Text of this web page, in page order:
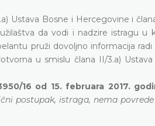
Ustava Bosne i Hercegovine i
da vodi i nadzire istragu u
pruži dovoljno informacija
u smislu člana II/3.a)
16 od 15. februara 2017.
postupak, istraga, nema